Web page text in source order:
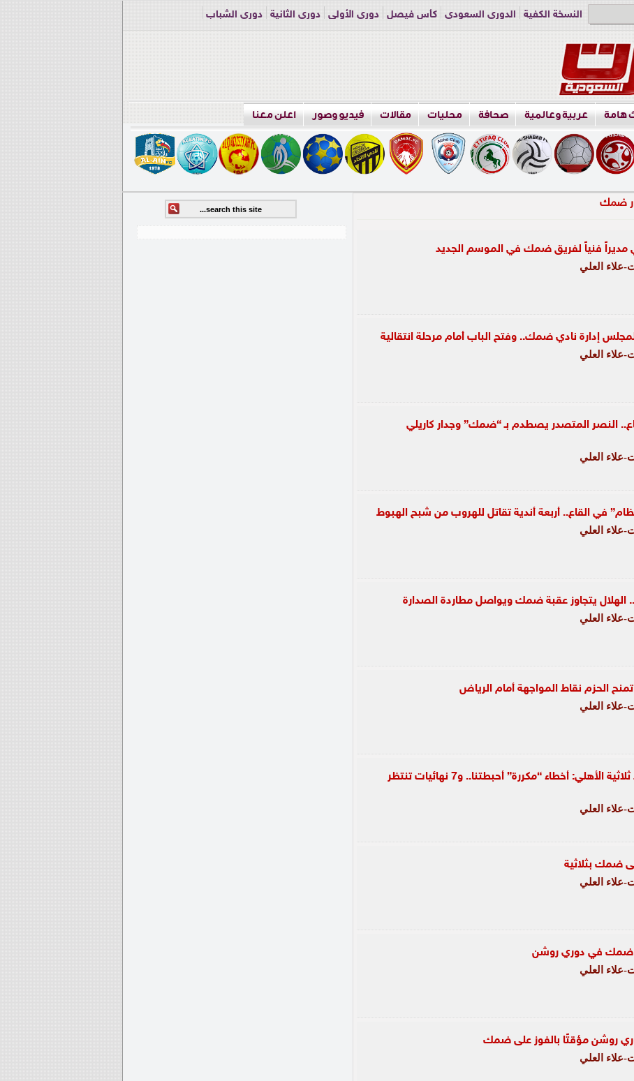
النسخة الكفية الدوري السعودي كأس فيصل دوري الأولى دوري الثانية
دوري الشباب
هامة عربية وعالمية صحافة محليات مقالات فيديو وصور اعلن معنا
مديراً فنياً لفريق ضمك في الموسم الجديد
علاء العلي
إدارة نادي ضمك.. وفتح الباب أمام مرحلة انتقالية
علاء العلي
النصر المتصدر يصطدم بـ “ضمك” وجدار كاريلي
علاء العلي
في القاع.. أربعة أندية تقاتل للهروب من شبح الهبوط
علاء العلي
الهلال يتجاوز عقبة ضمك ويواصل مطاردة الصدارة
علاء العلي
تمنح الحزم نقاط المواجهة أمام الرياض
علاء العلي
كاريلي غاضباً بعد ثلاثية الأهلي: أخطاء “مكررة” أحبطتنا.. و7 نهائيات تنتظر
علاء العلي
ضمك بثلاثية
علاء العلي
ضمك في دوري روشن
علاء العلي
روشن مؤقتًا بالفوز على ضمك
علاء العلي